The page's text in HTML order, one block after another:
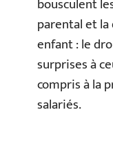
parental et
enfant : le
surprises à
compris à la
salariés.